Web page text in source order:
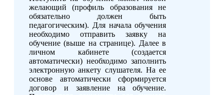
желающий (профиль образования не
обязательно должен быть
педагогическим). Для начала обучения
необходимо отправить заявку на
обучение (выше на странице). Далее в
личном кабинете (создается
автоматически) необходимо заполнить
электронную анкету слушателя. На ее
основе автоматически сформируется
договор и заявление на обучение.